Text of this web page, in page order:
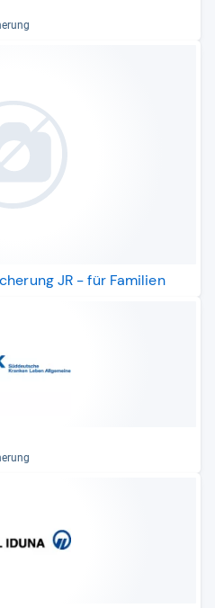
JR - für Familien